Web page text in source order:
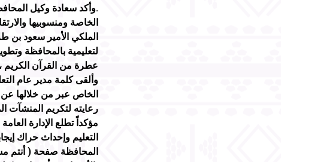
.وأكد سعادة وكيل
الخاصة ومنسوبيها
الملكي الأمير سعود بن
عطرة من القرآن الكريم
وألقى كلمة مدير عام
الخاص عبر من خلالها
رعايته لتكريم المنشآت
مؤكداً تطلع الإدارة
التعليم وإحداث حراك
المحافظة صفحة ( أنتم